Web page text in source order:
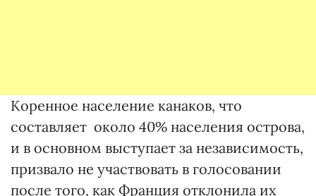
Коренное население канаков, что
составляет около 40% населения острова,
и в основном выступает за независимость,
призвало не участвовать в голосовании
после того, как Франция отклонила их